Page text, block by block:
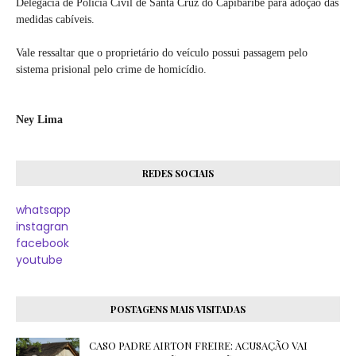
Delegacia de Polícia Civil de Santa Cruz do Capibaribe para adoção das
medidas cabíveis.
Vale ressaltar que o proprietário do veículo possui passagem pelo
sistema prisional pelo crime de homicídio.
Ney Lima
REDES SOCIAIS
whatsapp
instagran
facebook
youtube
POSTAGENS MAIS VISITADAS
CASO PADRE AIRTON FREIRE: ACUSAÇÃO VAI